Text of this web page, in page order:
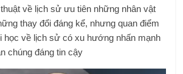
về lịch sử ưu tiên những nhân vật
thay đổi đáng kể, nhưng quan điểm
học về lịch sử có xu hướng nhấn mạnh
chúng đáng tin cậy